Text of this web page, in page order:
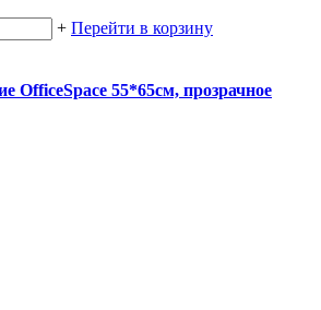
+ Перейти в корзину
OfficeSpace 55*65см, прозрачное